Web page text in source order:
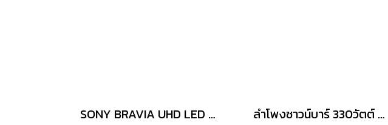
SONY BRAVIA UHD LED รุ่น KD-50X75K (50", 4K, Google TV, ปี 2022) ลำโพงซาวน์บาร์ 330วัตต์ ยี่ห้อ Sony รุ่น HT-S400 (เครื่องศูนย์ไทย รับประกัน 1 ปี)